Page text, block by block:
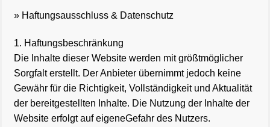
» Haftungsausschluss & Datenschutz
1. Haftungsbeschränkung
Die Inhalte dieser Website werden mit größtmöglicher
Sorgfalt erstellt. Der Anbieter übernimmt jedoch keine
Gewähr für die Richtigkeit, Vollständigkeit und Aktualität
der bereitgestellten Inhalte. Die Nutzung der Inhalte der
Website erfolgt auf eigeneGefahr des Nutzers.